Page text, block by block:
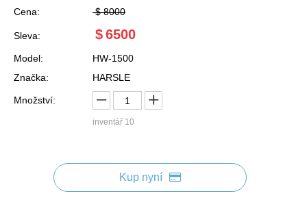
Cena:
$ 8000
Sleva: $6500
Model:
HW-1500
Značka:
HARSLE
Množství:
inventář 10
Kup nyní